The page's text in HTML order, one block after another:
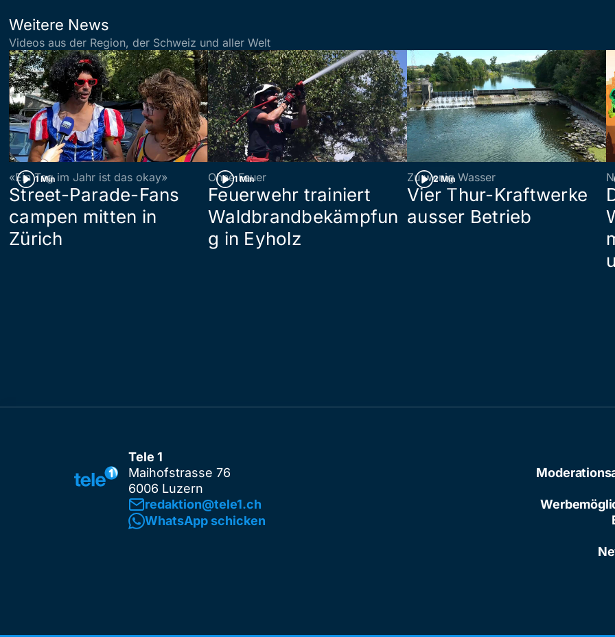
Weitere News
Videos aus der Region, der Schweiz und aller Welt
1 Min
«Ein Tag im Jahr ist das okay»
Street-Parade-Fans
campen mitten in
Zürich
1 Min
Ohne Feuer
Feuerwehr trainiert
Waldbrandbekämpfun
g in Eyholz
2 Min
Zu wenig Wasser
Vier Thur-Kraftwerke
ausser Betrieb
Tele 1
Maihofstrasse 76
6006 Luzern
redaktion@tele1.ch
WhatsApp schicken